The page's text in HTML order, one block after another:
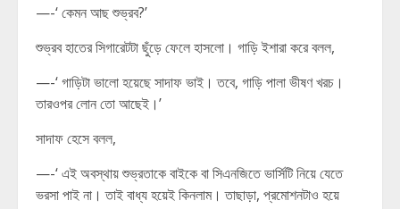
—-‘ কেমন আছ শুভ্রব?’
শুভ্রব হাতের সিগারেটটা ছুঁড়ে ফেলে হাসলো। গাড়ি ইশারা করে বলল,
—-‘ গাড়িটা ভালো হয়েছে সাদাফ ভাই। তবে, গাড়ি পালা ভীষণ খরচ।
তারওপর লোন তো আছেই।’
সাদাফ হেসে বলল,
—-‘ এই অবস্থায় শুভ্রতাকে বাইকে বা সিএনজিতে ভার্সিটি নিয়ে যেতে
ভরসা পাই না। তাই বাধ্য হয়েই কিনলাম। তাছাড়া, প্রমোশনটাও হয়ে